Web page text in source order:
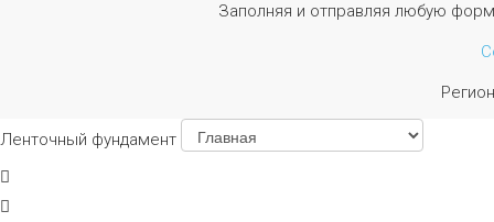
Заполняя и отправляя любую
Ленточный фундамент